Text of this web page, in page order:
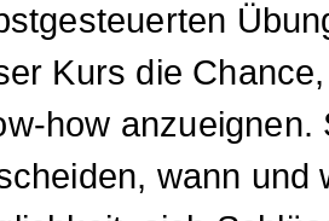
Kurs die
how
wann und